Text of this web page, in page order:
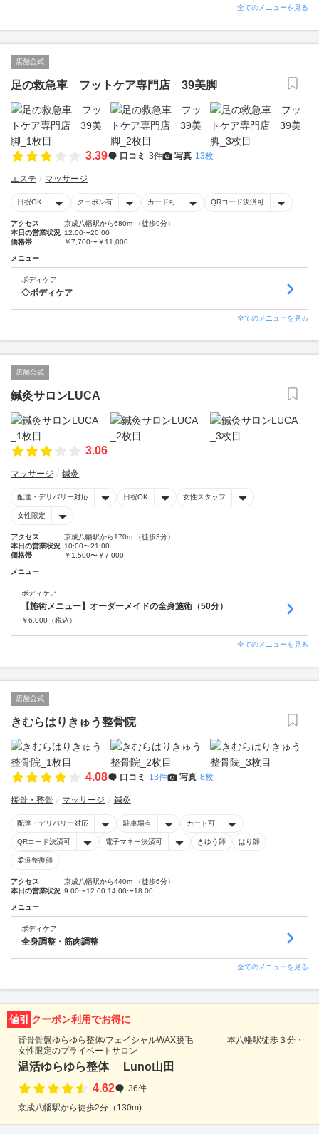
全てのメニューを見る
店舗公式
足の救急車 フットケア専門店 39美脚
3.39 口コミ 3件 写真 13枚
エステ マッサージ
日祝OK クーポン有 カード可 QRコード決済可
アクセス
京成八幡駅から680m （徒歩9分）
本日の営業状況 12:00〜20:00
価格帯
￥7,700〜￥11,000
メニュー
ボディケア
◇ボディケア
全てのメニューを見る
店舗公式
鍼灸サロンLUCA
3.06
マッサージ 鍼灸
配達・デリバリー対応 日祝OK 女性スタッフ
女性限定
アクセス
京成八幡駅から170m （徒歩3分）
本日の営業状況 10:00〜21:00
価格帯
￥1,500〜￥7,000
メニュー
ボディケア
【施術メニュー】オーダーメイドの全身施術（50分）
￥6,000 （税込）
全てのメニューを見る
店舗公式
きむらはりきゅう整骨院
4.08 口コミ 13件 写真 8枚
接骨・整骨 マッサージ 鍼灸
配達・デリバリー対応 駐車場有 カード可
QRコード決済可 電子マネー決済可 きゆう師 はり師
柔道整復師
アクセス
京成八幡駅から440m （徒歩6分）
本日の営業状況 9:00〜12:00 14:00〜18:00
メニュー
ボディケア
全身調整・筋肉調整
全てのメニューを見る
値引 クーポン利用でお得に
背骨骨盤ゆらゆら整体/フェイシャルWAX脱毛 本八幡駅徒歩３分・
女性限定のプライベートサロン
温活ゆらゆら整体 Luno山田
4.62
36件
京成八幡駅から徒歩2分（130m)